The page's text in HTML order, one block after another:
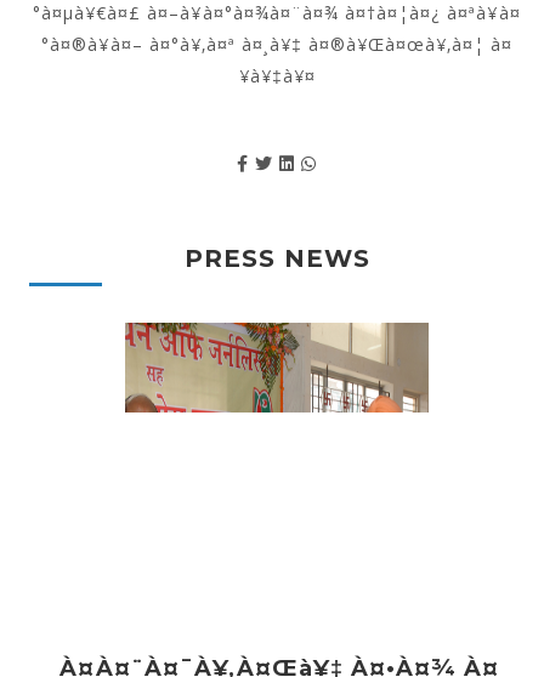
°à¤µà¥€à¤£ à¤–à¥à¤°à¤¾à¤¨à¤¾ à¤†à¤¦à¤¿ à¤ªà¥à¤
°à¤®à¥à¤– à¤°à¥‚à¤ª à¤¸à¥‡ à¤®à¥Œà¤œà¥‚à¤¦ à¤
¥à¥‡à¥¤
PRESS NEWS
À¤à¤¨à¤¯à¥‚à¤œà¥‡ À¤•à¤¾ À¤